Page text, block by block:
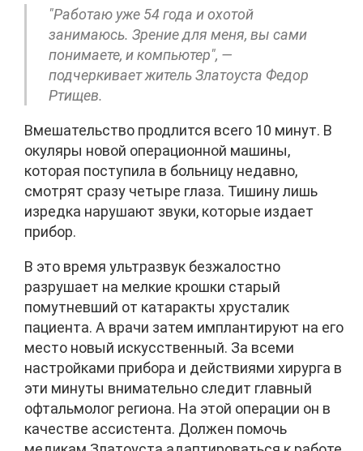
"Работаю уже 54 года и охотой
занимаюсь. Зрение для меня, вы сами
понимаете, и компьютер", —
подчеркивает житель Златоуста Федор
Ртищев.
Вмешательство продлится всего 10 минут. В
окуляры новой операционной машины,
которая поступила в больницу недавно,
смотрят сразу четыре глаза. Тишину лишь
изредка нарушают звуки, которые издает
прибор.
В это время ультразвук безжалостно
разрушает на мелкие крошки старый
помутневший от катаракты хрусталик
пациента. А врачи затем имплантируют на его
место новый искусственный. За всеми
настройками прибора и действиями хирурга в
эти минуты внимательно следит главный
офтальмолог региона. На этой операции он в
качестве ассистента. Должен помочь